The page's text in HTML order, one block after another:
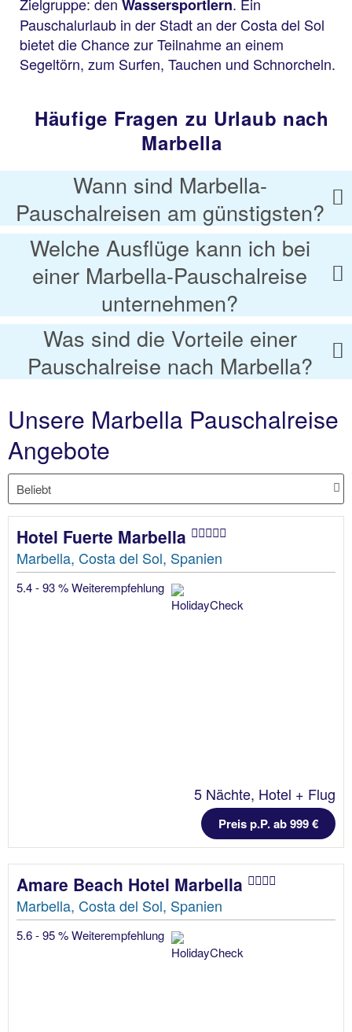
Wassersportlern
Pauschalurlaub in der Stadt an der Costa del Sol
bietet die Chance zur Teilnahme an einem
Segeltörn, zum Surfen, Tauchen und Schnorcheln.
Häufige Fragen zu Urlaub nach
Marbella
Wann sind Marbella-
Pauschalreisen am günstigsten?
Welche Ausflüge kann ich bei
einer Marbella-Pauschalreise
unternehmen?
Was sind die Vorteile einer
Pauschalreise nach Marbella?
Unsere Marbella Pauschalreise
Angebote
Hotel Fuerte Marbella
Marbella, Costa del Sol, Spanien
5.4 - 93 % Weiterempfehlung
5 Nächte, Hotel + Flug
Preis p.P. ab 999 €
Amare Beach Hotel Marbella
Marbella, Costa del Sol, Spanien
5.6 - 95 % Weiterempfehlung